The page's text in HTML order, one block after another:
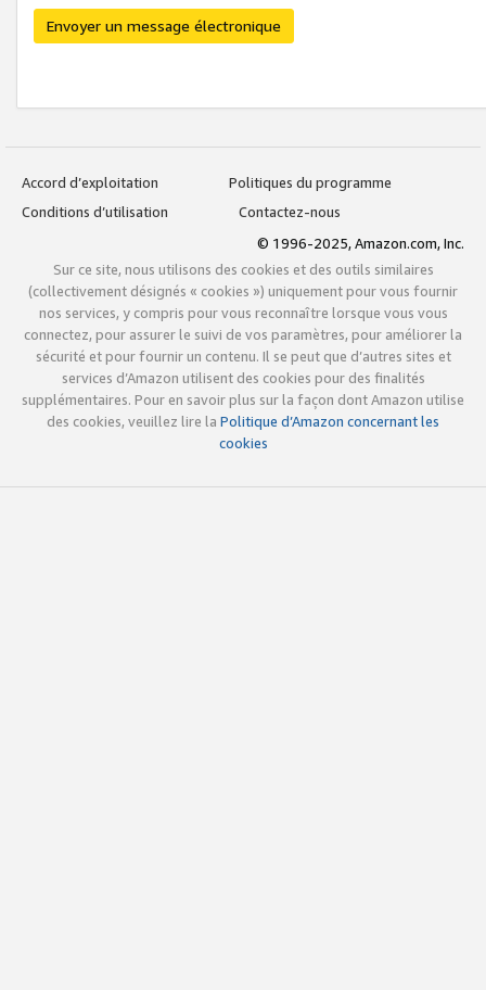
Envoyer un message électronique
Accord d’exploitation
Politiques du programme
Conditions d’utilisation
Contactez-nous
© 1996-2025, Amazon.com, Inc.
Sur ce site, nous utilisons des cookies et des outils similaires
(collectivement désignés « cookies ») uniquement pour vous fournir
nos services, y compris pour vous reconnaître lorsque vous vous
connectez, pour assurer le suivi de vos paramètres, pour améliorer la
sécurité et pour fournir un contenu. Il se peut que d’autres sites et
services d’Amazon utilisent des cookies pour des finalités
supplémentaires. Pour en savoir plus sur la façon dont Amazon utilise
des cookies, veuillez lire la Politique d’Amazon concernant les
cookies